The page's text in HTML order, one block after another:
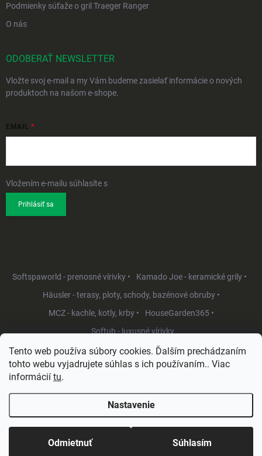
Tento web používa súbory cookies. Ďalším prechádzaním
tohto webu vyjadrujete súhlas s ich používaním.. Viac
informácií tu.
Nastavenie
Odmietnuť Súhlasím
Podmienky súťaže o gril Traeger Ranger
O nás
ODOBERAŤ NEWSLETTER
Vložte svoj e-mail a my Vám budeme zasielať informácie o nových
produktoch na našom e-shope.
EMAIL
Vložením e-mailu súhlasíte s
Prihlásiť sa
Softspaworld - prenosné vírivky •
Kamado Joe - keramické grily •
Häusler - terasy, ploty, schody, bazénové obruby •
MCZ - kachle, kotly, krby •
HouseGarden365 •
Softub - luxusné vírivky
Copyright 2026HouseGarden.sk. Všetky práva vyhradené.Upraviť